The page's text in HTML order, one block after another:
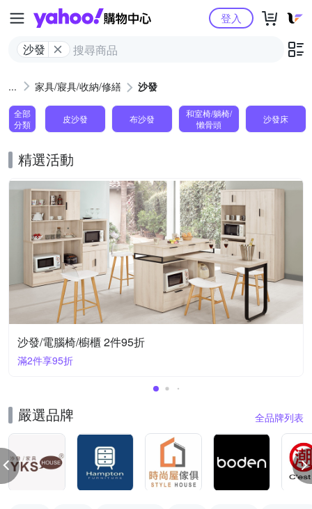
Yahoo購物中心
沙發
登入
家具/寢具/收納/修繕 沙發
全部
分類
皮沙發 布沙發
和室椅/躺椅/
懶骨頭
沙發床
精選活動
沙發/電腦椅/櫥櫃 2件95折
滿2件享95折
嚴選品牌 全品牌列表